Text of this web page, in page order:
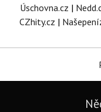
Úschovna.cz |
CZhity.cz |